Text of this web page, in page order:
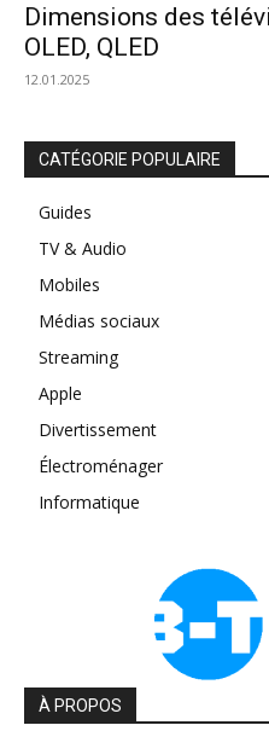
Dimensions des
OLED, QLED
12.01.2025
CATÉGORIE POPULAIRE
Guides
TV & Audio
Mobiles
Médias sociaux
Streaming
Apple
Divertissement
Électroménager
Informatique
À PROPOS